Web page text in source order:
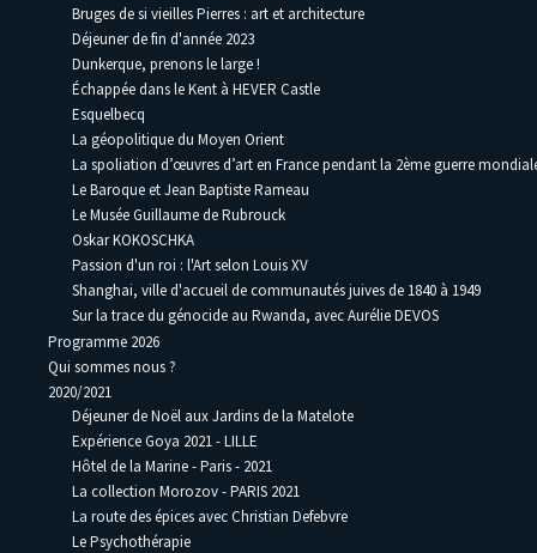
Bruges de si vieilles Pierres : art et architecture
Déjeuner de fin d'année 2023
Dunkerque, prenons le large !
Échappée dans le Kent à HEVER Castle
Esquelbecq
La géopolitique du Moyen Orient
La spoliation d’œuvres d’art en France pendant la 2ème guerre
Le Baroque et Jean Baptiste Rameau
Le Musée Guillaume de Rubrouck
Oskar KOKOSCHKA
Passion d'un roi : l'Art selon Louis XV
Shanghai, ville d'accueil de communautés juives de 1840 à 1949
Sur la trace du génocide au Rwanda, avec Aurélie DEVOS
Programme 2026
Qui sommes nous ?
2020/2021
Déjeuner de Noël aux Jardins de la Matelote
Expérience Goya 2021 - LILLE
Hôtel de la Marine - Paris - 2021
La collection Morozov - PARIS 2021
La route des épices avec Christian Defebvre
Le Psychothérapie